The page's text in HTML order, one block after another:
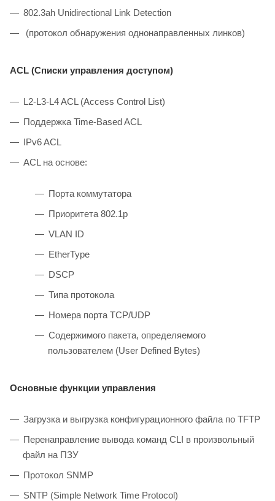
802.3ah Unidirectional Link Detection
(протокол обнаружения однонаправленных линков)
ACL (Списки управления доступом)
L2-L3-L4 ACL (Access Control List)
Поддержка Time-Based ACL
IPv6 ACL
ACL на основе:
Порта коммутатора
Приоритета 802.1p
VLAN ID
EtherType
DSCP
Типа протокола
Номера порта TCP/UDP
Содержимого пакета, определяемого
пользователем (User Defined Bytes)
Основные функции управления
Загрузка и выгрузка конфигурационного файла по TFTP
Перенаправление вывода команд CLI в произвольный
файл на ПЗУ
Протокол SNMP
SNTP (Simple Network Time Protocol)